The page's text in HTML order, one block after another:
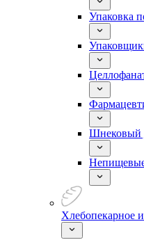
Упаковка
Шнековый
Хлебопекарное